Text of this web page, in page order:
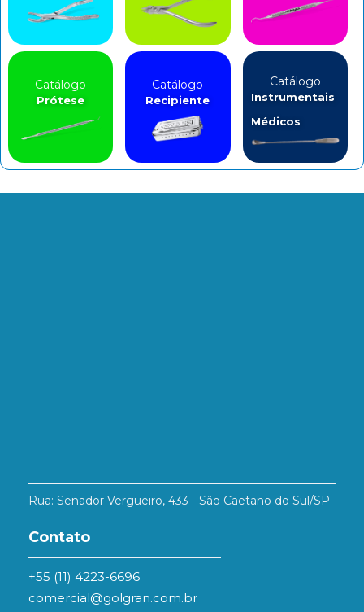
Catálogo
Prótese
Catálogo
Recipiente
Catálogo
Instrumentais
Médicos
Rua: Senador Vergueiro, 433 - São Caetano do Sul/SP
Contato
+55 (11) 4223-6696
comercial@golgran.com.br